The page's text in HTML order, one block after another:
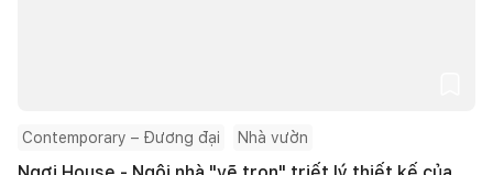
Contemporary – Đương đại Nhà vườn